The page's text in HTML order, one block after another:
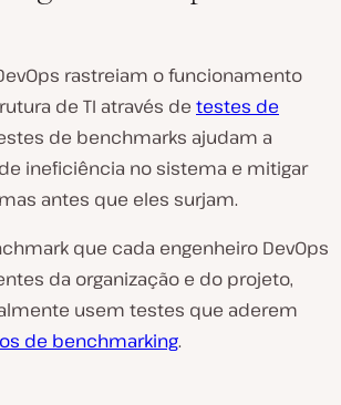
rastreiam o funcionamento
de TI através de testes de
de benchmarks ajudam a
ineficiência no sistema e mitigar
antes que eles surjam.
que cada engenheiro DevOps
da organização e do projeto,
usem testes que aderem
de benchmarking.